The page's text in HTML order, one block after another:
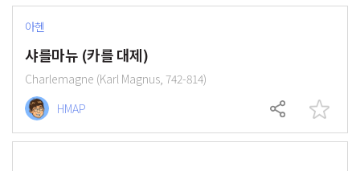
아헨
샤를마뉴 (카를 대제)
Charlemagne (Karl Magnus, 742-814)
HMAP